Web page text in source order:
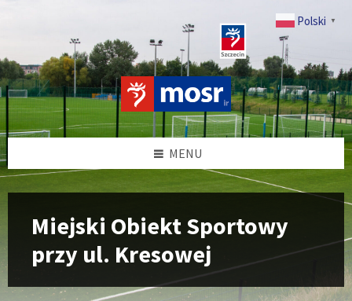
bocznego
bocznego
MENU
Miejski Obiekt Sportowy
przy ul. Kresowej
Polski ▼